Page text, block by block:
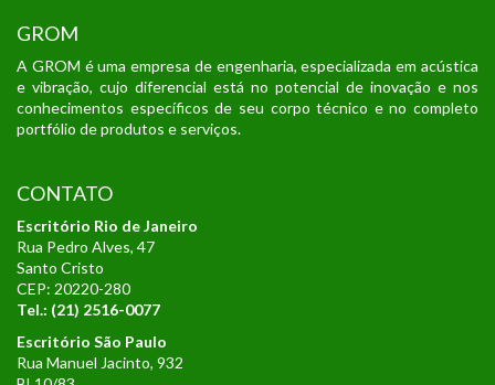
GROM
A GROM é uma empresa de engenharia, especializada em acústica
e vibração, cujo diferencial está no potencial de inovação e nos
conhecimentos específicos de seu corpo técnico e no completo
portfólio de produtos e serviços.
CONTATO
Escritório Rio de Janeiro
Rua Pedro Alves, 47
Santo Cristo
CEP: 20220-280
Tel.: (21) 2516-0077
Escritório São Paulo
Rua Manuel Jacinto, 932